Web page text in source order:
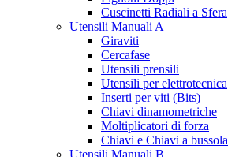
Cuscinetti Radiali a Sfera
Utensili Manuali A
Giraviti
Cercafase
Utensili prensili
Utensili per elettrotecnica
Inserti per viti (Bits)
Chiavi dinamometriche
Moltiplicatori di forza
Chiavi e Chiavi a bussola
Utensili Manuali B